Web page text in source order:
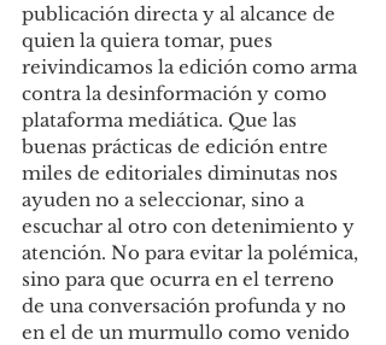
publicación directa y al alcance de
quien la quiera tomar, pues
reivindicamos la edición como arma
contra la desinformación y como
plataforma mediática. Que las
buenas prácticas de edición entre
miles de editoriales diminutas nos
ayuden no a seleccionar, sino a
escuchar al otro con detenimiento y
atención. No para evitar la polémica,
sino para que ocurra en el terreno
de una conversación profunda y no
en el de un murmullo como venido